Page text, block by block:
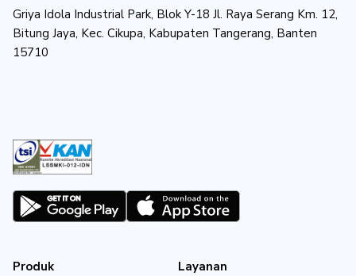
Griya Idola Industrial Park, Blok Y-18 Jl. Raya Serang Km. 12,
Bitung Jaya, Kec. Cikupa, Kabupaten Tangerang, Banten
15710
Produk
Layanan